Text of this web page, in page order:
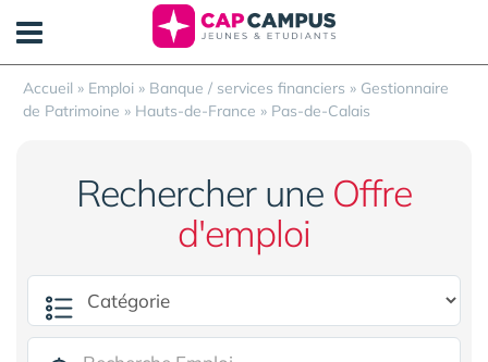
Accueil » Emploi » Banque / services financiers » Gestionnaire
de Patrimoine » Hauts-de-France » Pas-de-Calais
Rechercher une Offre
d'emploi
Panneau de gestion des cookies